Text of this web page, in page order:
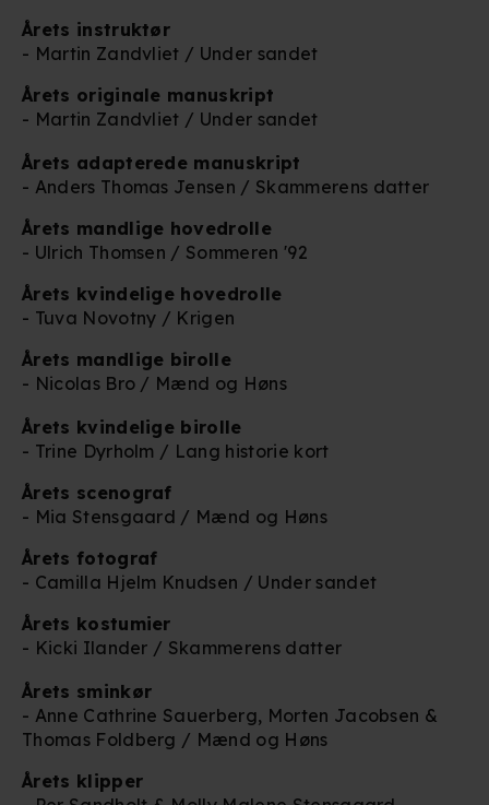
Årets instruktør
- Martin Zandvliet / Under sandet
Årets originale manuskript
- Martin Zandvliet / Under sandet
Årets adapterede manuskript
- Anders Thomas Jensen / Skammerens datter
Årets mandlige hovedrolle
- Ulrich Thomsen / Sommeren '92
Årets kvindelige hovedrolle
- Tuva Novotny / Krigen
Årets mandlige birolle
- Nicolas Bro / Mænd og Høns
Årets kvindelige birolle
- Trine Dyrholm / Lang historie kort
Årets scenograf
- Mia Stensgaard / Mænd og Høns
Årets fotograf
- Camilla Hjelm Knudsen / Under sandet
Årets kostumier
- Kicki Ilander / Skammerens datter
Årets sminkør
- Anne Cathrine Sauerberg, Morten Jacobsen &
Thomas Foldberg / Mænd og Høns
Årets klipper